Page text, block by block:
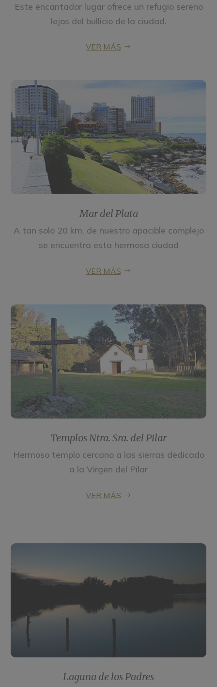
Este encantador lugar ofrece un refugio sereno
lejos del bullicio de la ciudad.
VER MÁS
Mar del Plata
A tan solo 20 km. de nuestro apacible complejo
se encuentra esta hermosa ciudad
VER MÁS
Templos Ntra. Sra. del Pilar
Hermoso templo cercano a las sierras dedicado
a la Virgen del Pilar
VER MÁS
Laguna de los Padres